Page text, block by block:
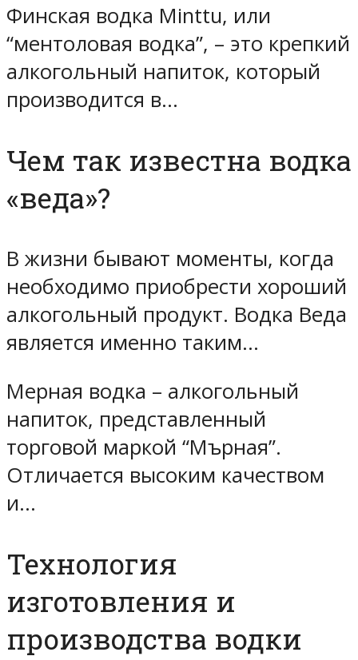
Финская водка Minttu, или
“ментоловая водка”, – это крепкий
алкогольный напиток, который
производится в…
Чем так известна водка
«веда»?
В жизни бывают моменты, когда
необходимо приобрести хороший
алкогольный продукт. Водка Веда
является именно таким…
Мерная водка – алкогольный
напиток, представленный
торговой маркой “Мърная”.
Отличается высоким качеством
и…
Технология
изготовления и
производства водки